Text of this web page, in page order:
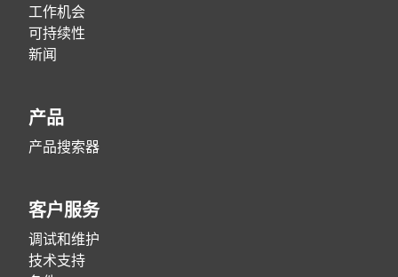
工作机会
可持续性
新闻
产品
产品搜索器
客户服务
调试和维护
技术支持